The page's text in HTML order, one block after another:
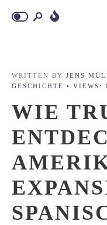
WRITTEN BY JENS
GESCHICHTE • VIEWS:
WIE